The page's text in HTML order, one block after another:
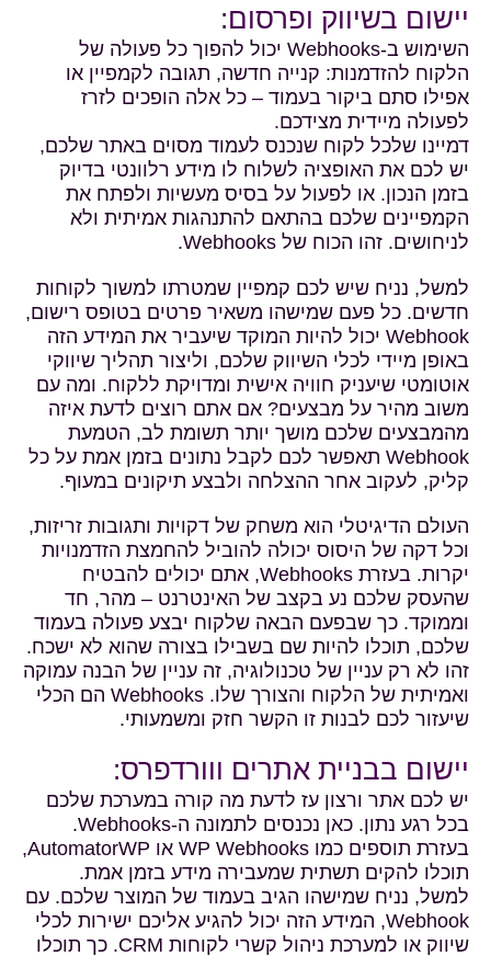
יישום בשיווק ופרסום:
השימוש ב-Webhooks יכול להפוך כל פעולה של
הלקוח להזדמנות: קנייה חדשה, תגובה לקמפיין או
אפילו סתם ביקור בעמוד – כל אלה הופכים לזרז
לפעולה מיידית מצידכם.
דמיינו שלכל לקוח שנכנס לעמוד מסוים באתר שלכם,
יש לכם את האופציה לשלוח לו מידע רלוונטי בדיוק
בזמן הנכון. או לפעול על בסיס מעשיות ולפתח את
הקמפיינים שלכם בהתאם להתנהגות אמיתית ולא
לניחושים. זהו הכוח של Webhooks.
למשל, נניח שיש לכם קמפיין שמטרתו למשוך לקוחות
חדשים. כל פעם שמישהו משאיר פרטים בטופס רישום,
Webhook יכול להיות המוקד שיעביר את המידע הזה
באופן מיידי לכלי השיווק שלכם, וליצור תהליך שיווקי
אוטומטי שיעניק חוויה אישית ומדויקת ללקוח. ומה עם
משוב מהיר על מבצעים? אם אתם רוצים לדעת איזה
מהמבצעים שלכם מושך יותר תשומת לב, הטמעת
Webhook תאפשר לכם לקבל נתונים בזמן אמת על כל
קליק, לעקוב אחר ההצלחה ולבצע תיקונים במעוף.
העולם הדיגיטלי הוא משחק של דקויות ותגובות זריזות,
וכל דקה של היסוס יכולה להוביל להחמצת הזדמנויות
יקרות. בעזרת Webhooks, אתם יכולים להבטיח
שהעסק שלכם נע בקצב של האינטרנט – מהר, חד
וממוקד. כך שבפעם הבאה שלקוח יבצע פעולה בעמוד
שלכם, תוכלו להיות שם בשבילו בצורה שהוא לא ישכח.
זהו לא רק עניין של טכנולוגיה, זה עניין של הבנה עמוקה
ואמיתית של הלקוח והצורך שלו. Webhooks הם הכלי
שיעזור לכם לבנות זו הקשר חזק ומשמעותי.
יישום בבניית אתרים ווורדפרס:
יש לכם אתר ורצון עז לדעת מה קורה במערכת שלכם
בכל רגע נתון. כאן נכנסים לתמונה ה-Webhooks.
בעזרת תוספים כמו WP Webhooks או AutomatorWP
,
תוכלו להקים תשתית שמעבירה מידע בזמן אמת.
למשל, נניח שמישהו הגיב בעמוד של המוצר שלכם. עם
Webhook, המידע הזה יכול להגיע אליכם ישירות לכלי
שיווק או למערכת ניהול קשרי לקוחות CRM. כך תוכלו